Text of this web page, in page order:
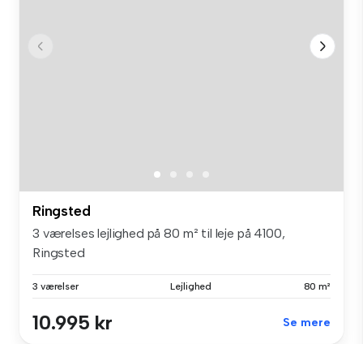
Ringsted
3 værelses lejlighed på 80 m² til leje på 4100,
Ringsted
3 værelser Lejlighed 80 m²
10.995 kr Se mere